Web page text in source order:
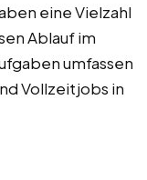
eine Vielzahl
Ablauf im
umfassen
Vollzeitjobs in